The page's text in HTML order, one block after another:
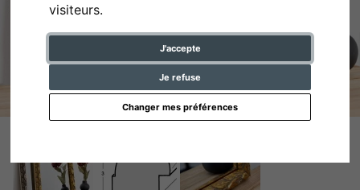
visiteurs.
J'accepte
Je refuse
Changer mes préférences